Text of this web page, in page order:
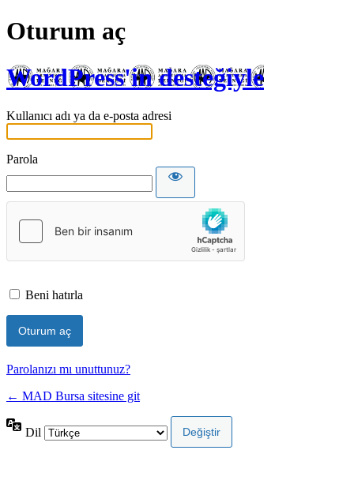
Oturum aç
WordPress'in desteğiyle
Kullanıcı adı ya da e-posta adresi
Parola
Beni hatırla
Parolanızı mı unuttunuz?
← MAD Bursa sitesine git
Dil